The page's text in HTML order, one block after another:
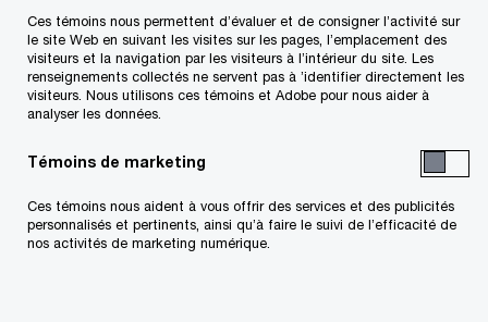
Conjuguons expertise et tech pour vous permettre de propulser
vos idées, vos actions et vos résultats
Découvrez comment
Suivre PwC Canada
Ces témoins nous permettent d’évaluer et de consigner l’activité sur
le site Web en suivant les visites sur les pages, l’emplacement des
visiteurs et la navigation par les visiteurs à l’intérieur du site. Les
renseignements collectés ne servent pas à ’identifier directement les
visiteurs. Nous utilisons ces témoins et Adobe pour nous aider à
analyser les données.
Témoins de marketing
Ces témoins nous aident à vous offrir des services et des publicités
personnalisés et pertinents, ainsi qu’à faire le suivi de l’efficacité de
nos activités de marketing numérique.